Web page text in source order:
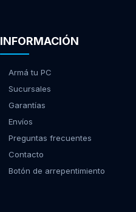
INFORMACIÓN
Armá tu PC
Sucursales
Garantías
Envíos
Preguntas frecuentes
Contacto
Botón de arrepentimiento